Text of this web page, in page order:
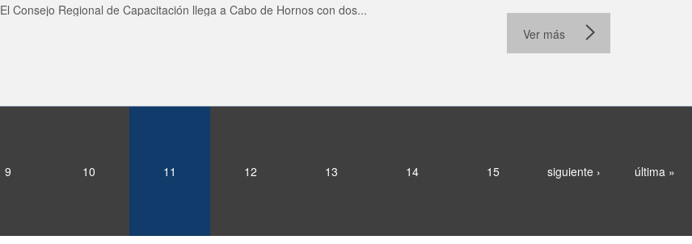
El Consejo Regional de Capacitación llega a Cabo de Hornos con dos...
Ver más
9 10 11 12 13 14 15 siguiente › última »